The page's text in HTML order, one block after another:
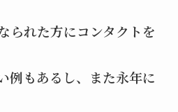
られた方にコンタクトを
例もあるし、また永年に